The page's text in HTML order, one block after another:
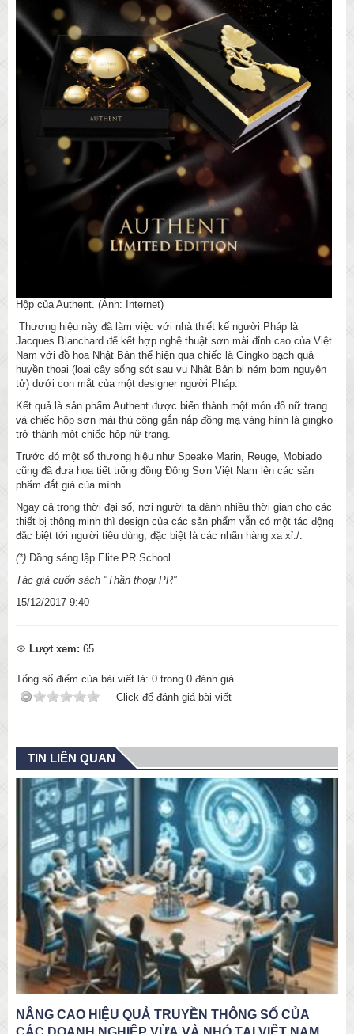
Hộp của Authent. (Ảnh: Internet)
Thương hiệu này đã làm việc với nhà thiết kế người Pháp là
Jacques Blanchard để kết hợp nghệ thuật sơn mài đỉnh cao của Việt
Nam với đồ họa Nhật Bản thể hiện qua chiếc là Gingko bạch quả
huyền thoại (loại cây sống sót sau vụ Nhật Bản bị ném bom nguyên
tử) dưới con mắt của một designer người Pháp.
Kết quả là sản phẩm Authent được biến thành một món đồ nữ trang
và chiếc hộp sơn mài thủ công gắn nắp đồng mạ vàng hình lá gingko
trở thành một chiếc hộp nữ trang.
Trước đó một số thương hiệu như Speake Marin, Reuge, Mobiado
cũng đã đưa họa tiết trống đồng Đông Sơn Việt Nam lên các sản
phẩm đắt giá của mình.
Ngay cả trong thời đại số, nơi người ta dành nhiều thời gian cho các
thiết bị thông minh thì design của các sản phẩm vẫn có một tác động
đặc biệt tới người tiêu dùng, đặc biệt là các nhãn hàng xa xỉ./.
(*) Đồng sáng lập Elite PR School
Tác giả cuốn sách "Thần thoại PR"
15/12/2017 9:40
Lượt xem: 65
Tổng số điểm của bài viết là: 0 trong 0 đánh giá
Click để đánh giá bài viết
TIN LIÊN QUAN
CHIẾN LƯỢC NÂNG TẦM THƯƠNG HIỆU